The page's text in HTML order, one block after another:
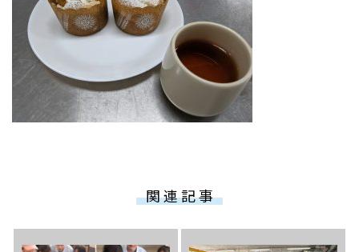
関 連 記 事